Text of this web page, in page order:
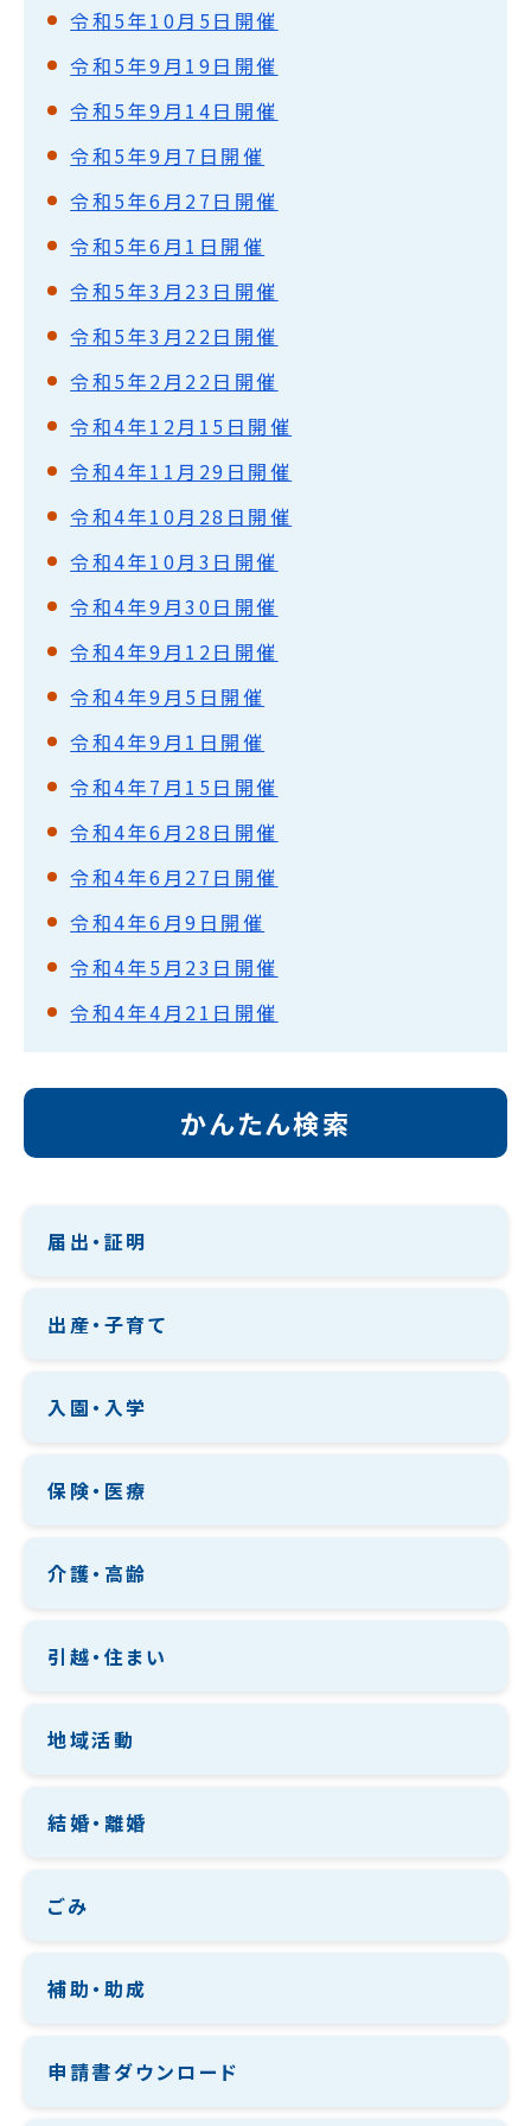
令和5年10月5日開催
令和5年9月19日開催
令和5年9月14日開催
令和5年9月7日開催
令和5年6月27日開催
令和5年6月1日開催
令和5年3月23日開催
令和5年3月22日開催
令和5年2月22日開催
令和4年12月15日開催
令和4年11月29日開催
令和4年10月28日開催
令和4年10月3日開催
令和4年9月30日開催
令和4年9月12日開催
令和4年9月5日開催
令和4年9月1日開催
令和4年7月15日開催
令和4年6月28日開催
令和4年6月27日開催
令和4年6月9日開催
令和4年5月23日開催
令和4年4月21日開催
かんたん検索
届出・証明
出産・子育て
入園・入学
保険・医療
介護・高齢
引越・住まい
地域活動
結婚・離婚
ごみ
補助・助成
申請書ダウンロード